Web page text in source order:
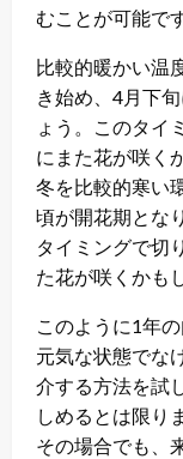
むことが可能です
比較的暖かい温
き始め、4月下
ょう。このタイ
にまた花が咲く
冬を比較的寒い
頃が開花期とな
タイミングで切
た花が咲くかも
このように1年
元気な状態でな
介する方法を試
しめるとは限り
その場合でも、